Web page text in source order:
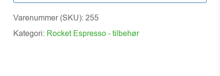
Varenummer (SKU): 255
Kategori: Rocket Espresso - tilbehør